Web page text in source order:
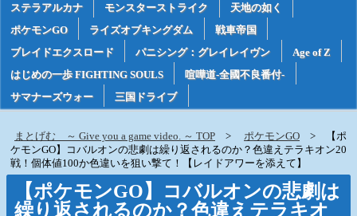
ステラアルカナ
モンスターストライク
天地の如く
ポケモンGO
ライズオブキングダム
戦車帝国
ブレイドエクスロード
パニシング：グレイレイヴン
Age of Z
はじめの一歩 FIGHTING SOULS
喧嘩道-全國不良番付-
サマナーズウォー
三国ドライブ
まとげむ ～ Give you a game video. ～ TOP ポケモンGO
【ポ
ケモンGO】コバルオンの悲劇は繰り返されるのか？色違えテラキオン20
戦！個体値100か色違いを狙い撃て！【レイドアワーを添えて】
【ポケモンGO】コバルオンの悲劇は
繰り返されるのか？色違えテラキオ